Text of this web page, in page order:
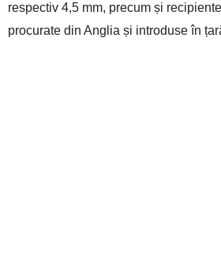
respectiv 4,5 mm, precum și
procurate din Anglia și introduse în